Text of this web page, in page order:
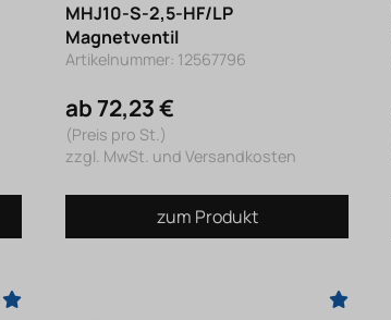
MHJ10-S-2,5-HF/LP
Magnetventil
Artikelnummer: 12567796
ab 72,23 €
(Preis pro St.)
zzgl. MwSt. und Versandkosten
zum Produkt